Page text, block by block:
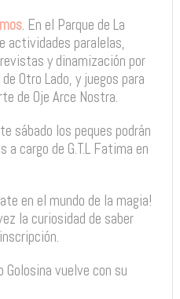
. En el Parque de La
actividades paralelas,
y dinamización por
Otro Lado, y juegos para
de Oje Arce Nostra.
sábado los peques podrán
cargo de G.T.L Fatima en
en el mundo de la magia!
la curiosidad de saber
Golosina vuelve con su